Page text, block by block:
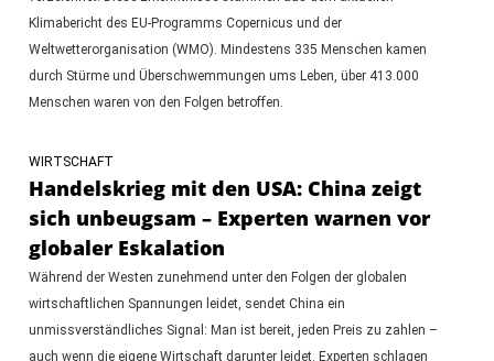
Klimabericht des EU-Programms Copernicus und der
Weltwetterorganisation (WMO). Mindestens 335 Menschen kamen
durch Stürme und Überschwemmungen ums Leben, über 413.000
Menschen waren von den Folgen betroffen.
WIRTSCHAFT
Handelskrieg mit den USA: China zeigt
sich unbeugsam – Experten warnen vor
globaler Eskalation
Während der Westen zunehmend unter den Folgen der globalen
wirtschaftlichen Spannungen leidet, sendet China ein
unmissverständliches Signal: Man ist bereit, jeden Preis zu zahlen –
auch wenn die eigene Wirtschaft darunter leidet. Experten schlagen